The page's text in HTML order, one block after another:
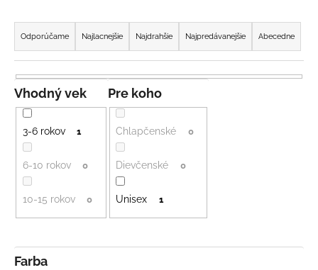
R
a
d
e
n
i
e
p
o
d
u
t
Odporúčame Najlacnejšie Najdrahšie Najpredávanejšie Abecedne
Farba
Pre koho
Chlapčenské 0
Dievčenské 0
Unisex 1
Vhodný vek
3-6 rokov 1
6-10 rokov 0
10-15 rokov 0
ť
?
HĽADAŤ
O
d
ú